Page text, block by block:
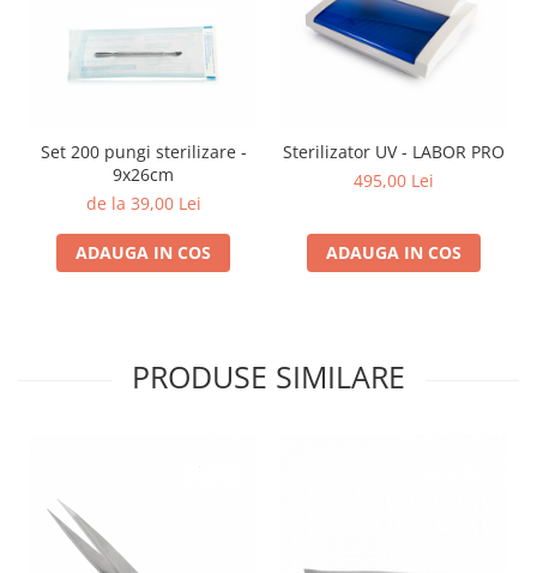
Set 200 pungi sterilizare -
9x26cm
de la 39,00 Lei
ADAUGA IN COS
Sterilizator UV - LABOR PRO
495,00 Lei
ADAUGA IN COS
PRODUSE SIMILARE